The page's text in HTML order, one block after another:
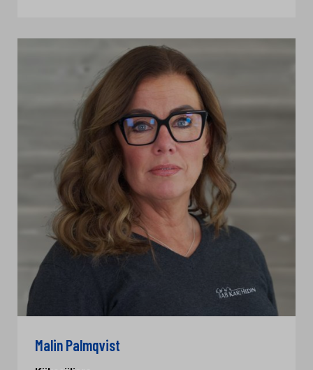
Malin Palmqvist